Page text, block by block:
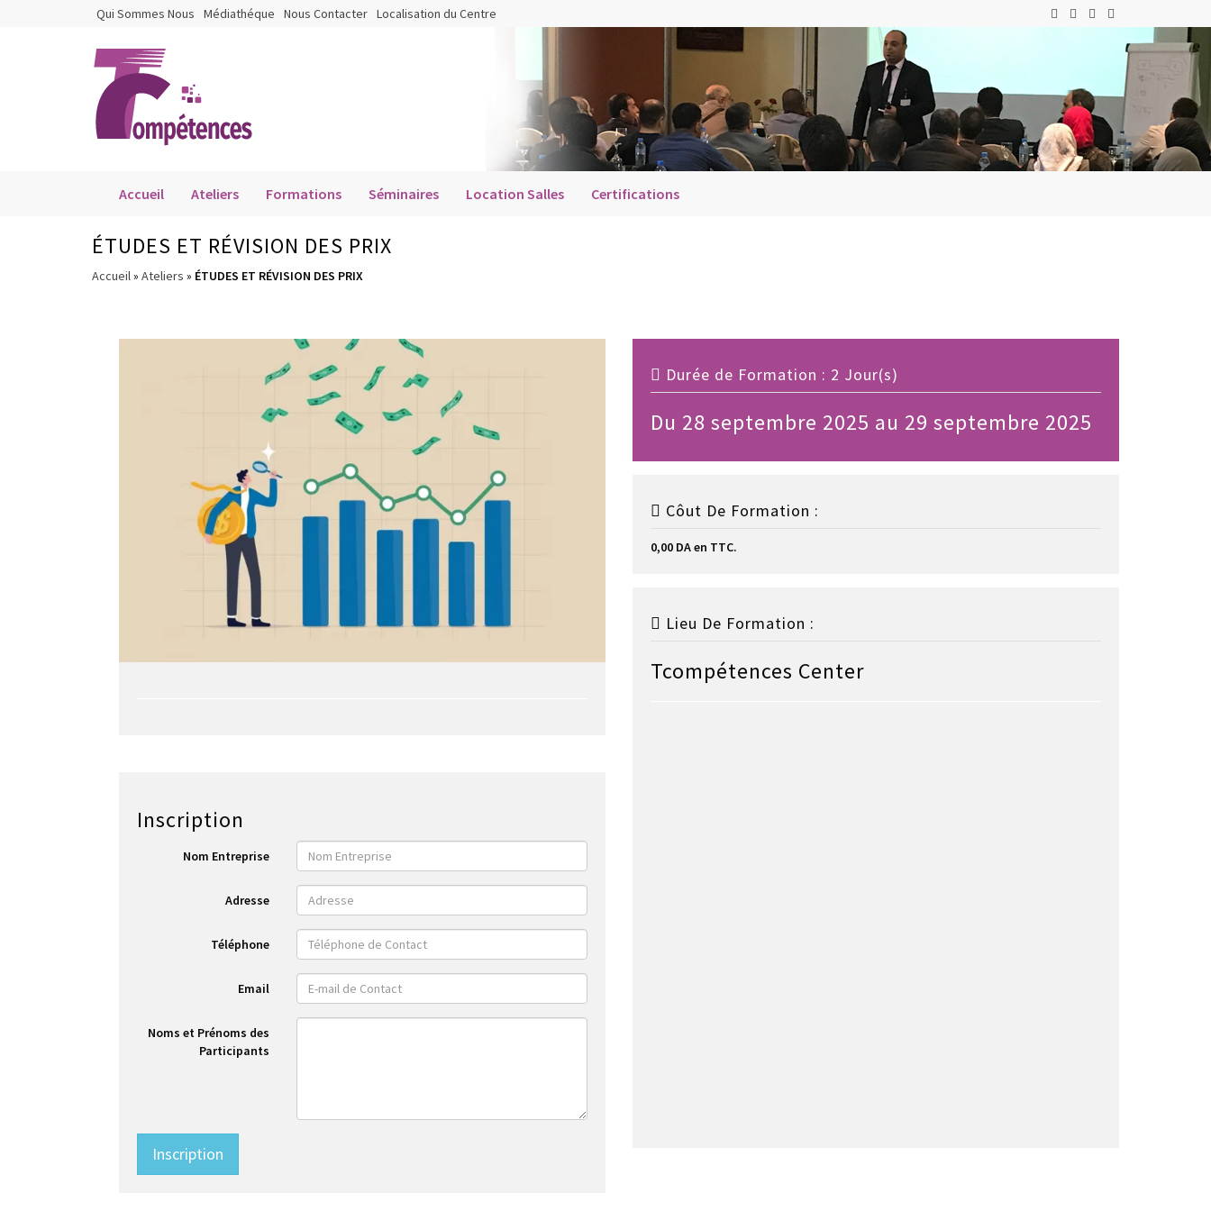
Qui Sommes Nous Médiathéque Nous Contacter Localisation du Centre
Accueil Ateliers Formations Séminaires Location Salles Certifications
ÉTUDES ET RÉVISION DES PRIX
Accueil» Ateliers » ÉTUDES ET RÉVISION DES PRIX
Inscription
Nom Entreprise
Adresse
Téléphone
Email
Noms et Prénoms des
Participants
Inscription
Durée de Formation : 2 Jour(s)
Du 28 septembre 2025 au 29 septembre 2025
Côut De Formation :
0,00 DA en TTC.
Lieu De Formation :
Tcompétences Center